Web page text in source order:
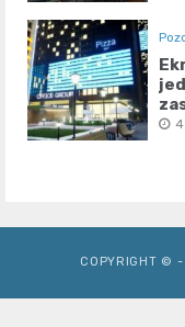
COPYRIGHT © -